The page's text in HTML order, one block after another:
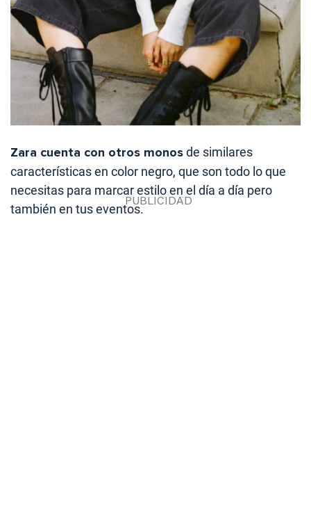
Zara cuenta con otros monosde similares
características en color negro, que son todo lo que
necesitas para marcar estilo en el día a día pero
también en tus eventos.